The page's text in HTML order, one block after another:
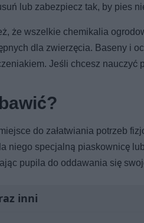
lub zabezpiecz tak, by pies
że wszelkie chemikalia
dla zwierzęcia. Baseny i
Jeśli chcesz nauczyć
do załatwiania potrzeb
niego specjalną piaskownicę
pupila do oddawania się
inni